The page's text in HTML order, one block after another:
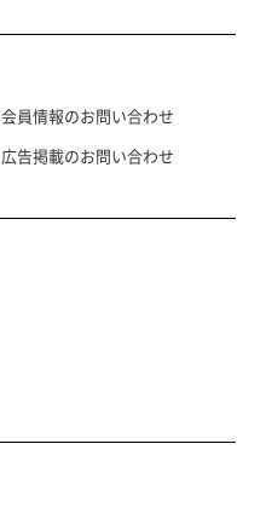
会員情報のお問い合わせ
広告掲載のお問い合わせ